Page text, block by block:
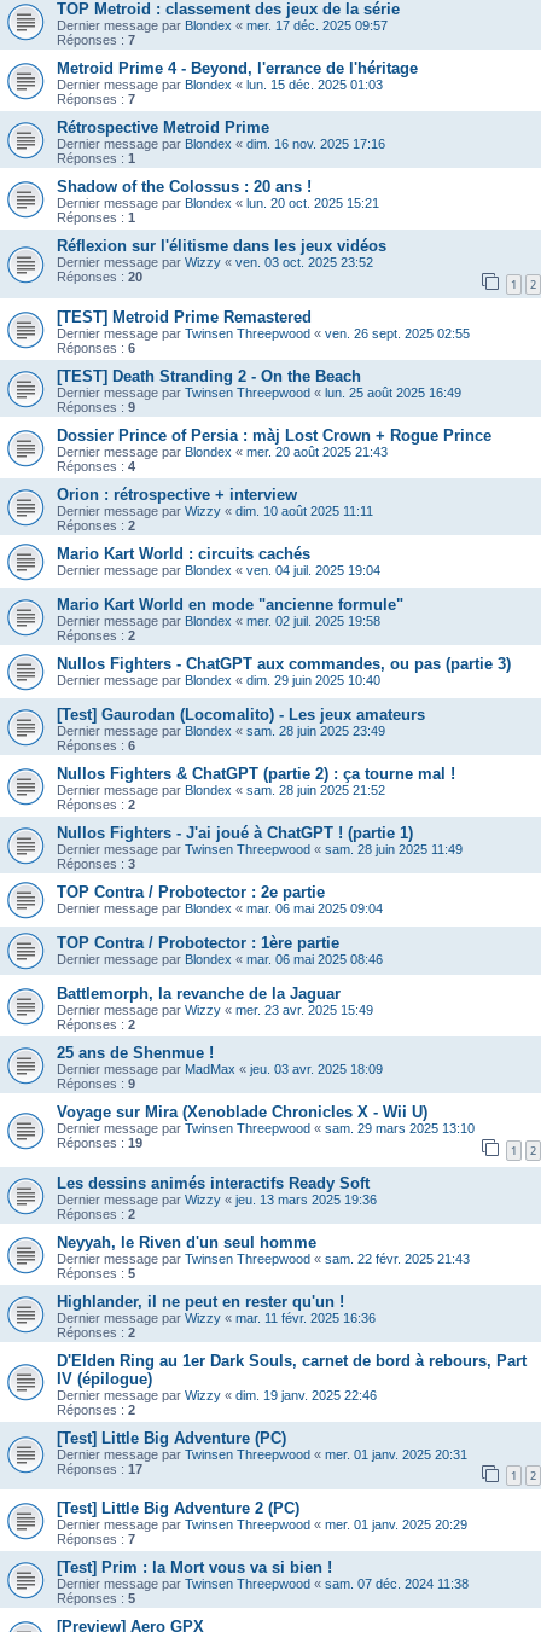
TOP Metroid : classement des jeux de la série
Dernier message par Blondex « mer. 17 déc. 2025 09:57
Réponses : 7
Metroid Prime 4 - Beyond, l'errance de l'héritage
Dernier message par Blondex « lun. 15 déc. 2025 01:03
Réponses : 7
Rétrospective Metroid Prime
Dernier message par Blondex « dim. 16 nov. 2025 17:16
Réponses : 1
Shadow of the Colossus : 20 ans !
Dernier message par Blondex « lun. 20 oct. 2025 15:21
Réponses : 1
Réflexion sur l'élitisme dans les jeux vidéos
Dernier message par Wizzy « ven. 03 oct. 2025 23:52
Réponses : 20 1 2
[TEST] Metroid Prime Remastered
Dernier message par Twinsen Threepwood « ven. 26 sept. 2025 02:55
Réponses : 6
[TEST] Death Stranding 2 - On the Beach
Dernier message par Twinsen Threepwood « lun. 25 août 2025 16:49
Réponses : 9
Dossier Prince of Persia : màj Lost Crown + Rogue Prince
Dernier message par Blondex « mer. 20 août 2025 21:43
Réponses : 4
Orion : rétrospective + interview
Dernier message par Wizzy « dim. 10 août 2025 11:11
Réponses : 2
Mario Kart World : circuits cachés
Dernier message par Blondex « ven. 04 juil. 2025 19:04
Mario Kart World en mode "ancienne formule"
Dernier message par Blondex « mer. 02 juil. 2025 19:58
Réponses : 2
Nullos Fighters - ChatGPT aux commandes, ou pas (partie 3)
Dernier message par Blondex « dim. 29 juin 2025 10:40
[Test] Gaurodan (Locomalito) - Les jeux amateurs
Dernier message par Blondex « sam. 28 juin 2025 23:49
Réponses : 6
Nullos Fighters & ChatGPT (partie 2) : ça tourne mal !
Dernier message par Blondex « sam. 28 juin 2025 21:52
Réponses : 2
Nullos Fighters - J'ai joué à ChatGPT ! (partie 1)
Dernier message par Twinsen Threepwood « sam. 28 juin 2025 11:49
Réponses : 3
TOP Contra / Probotector : 2e partie
Dernier message par Blondex « mar. 06 mai 2025 09:04
TOP Contra / Probotector : 1ère partie
Dernier message par Blondex « mar. 06 mai 2025 08:46
Battlemorph, la revanche de la Jaguar
Dernier message par Wizzy « mer. 23 avr. 2025 15:49
Réponses : 2
25 ans de Shenmue !
Dernier message par MadMax « jeu. 03 avr. 2025 18:09
Réponses : 9
Voyage sur Mira (Xenoblade Chronicles X - Wii U)
Dernier message par Twinsen Threepwood « sam. 29 mars 2025 13:10
Réponses : 19 1 2
Les dessins animés interactifs Ready Soft
Dernier message par Wizzy « jeu. 13 mars 2025 19:36
Réponses : 2
Neyyah, le Riven d'un seul homme
Dernier message par Twinsen Threepwood « sam. 22 févr. 2025 21:43
Réponses : 5
Highlander, il ne peut en rester qu'un !
Dernier message par Wizzy « mar. 11 févr. 2025 16:36
Réponses : 2
D'Elden Ring au 1er Dark Souls, carnet de bord à rebours, Part
IV (épilogue)
Dernier message par Wizzy « dim. 19 janv. 2025 22:46
Réponses : 2
[Test] Little Big Adventure (PC)
Dernier message par Twinsen Threepwood « mer. 01 janv. 2025 20:31
Réponses : 17 1 2
[Test] Little Big Adventure 2 (PC)
Dernier message par Twinsen Threepwood « mer. 01 janv. 2025 20:29
Réponses : 7
[Test] Prim : la Mort vous va si bien !
Dernier message par Twinsen Threepwood « sam. 07 déc. 2024 11:38
Réponses : 5
[Preview] Aero GPX